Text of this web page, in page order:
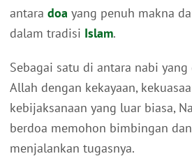
antara doa yang penuh makna
dalam tradisi Islam.
Sebagai satu di antara nabi
Allah dengan kekayaan,
kebijaksanaan yang luar biasa,
berdoa memohon bimbingan
menjalankan tugasnya.